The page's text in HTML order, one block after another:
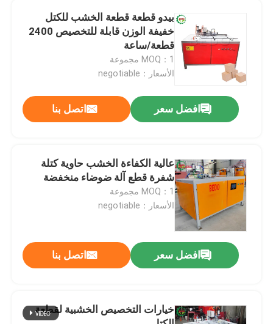
معلومات عنا
جولة في المعمل
رقابة جودة
اتصل بنا
أخبار
آلة تقطيع الخشب
آلة خشبية
بيدو قطعة قطعة الخشب للكتل
خفيفة الوزن قابلة للتخصيص 2400
قطعة/ساعة
MOQ：1 مجموعة
الأسعار：negotiable
افضل سعر اتصل بنا
عالية الكفاءة الخشب حاوية كتلة
شفرة قطع آلة ضوضاء منخفضة
MOQ：1 مجموعة
الأسعار：negotiable
افضل سعر اتصل بنا
خيارات التخصيص الخشبية لقطعة